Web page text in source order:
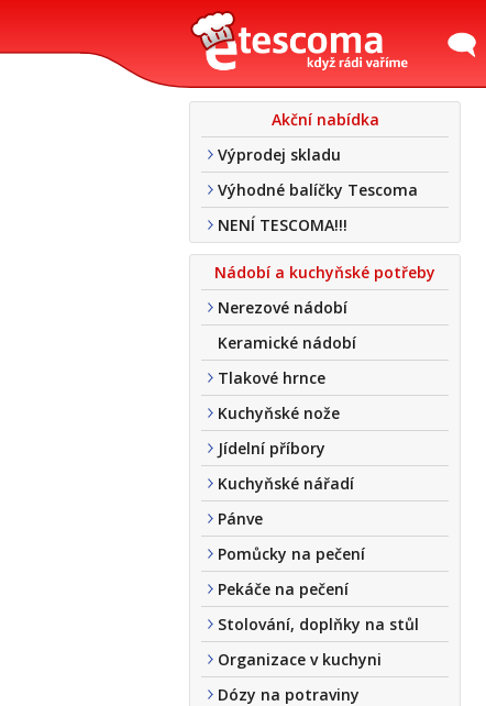
Akční nabídka
Výprodej skladu
Výhodné balíčky Tescoma
NENÍ TESCOMA!!!
Nádobí a kuchyňské potřeby
Nerezové nádobí
Keramické nádobí
Tlakové hrnce
Kuchyňské nože
Jídelní příbory
Kuchyňské nářadí
Pánve
Pomůcky na pečení
Pekáče na pečení
Stolování, doplňky na stůl
Organizace v kuchyni
Dózy na potraviny